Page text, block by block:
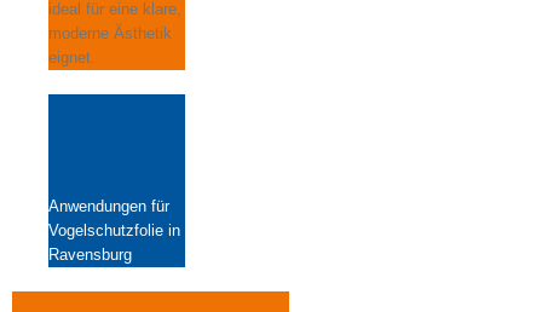
ideal für eine klare,
moderne Ästhetik
eignet.
Anwendungen für
Vogelschutzfolie in
Ravensburg